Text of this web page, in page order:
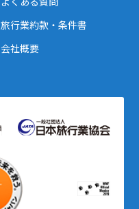
旅行業約款・条件書
会社概要